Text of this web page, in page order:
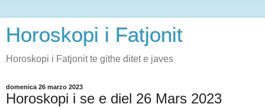
Horoskopi i Fatjonit
Horoskopi i Fatjonit te githe ditet e javes
domenica 26 marzo 2023
Horoskopi i se e diel 26 Mars 2023